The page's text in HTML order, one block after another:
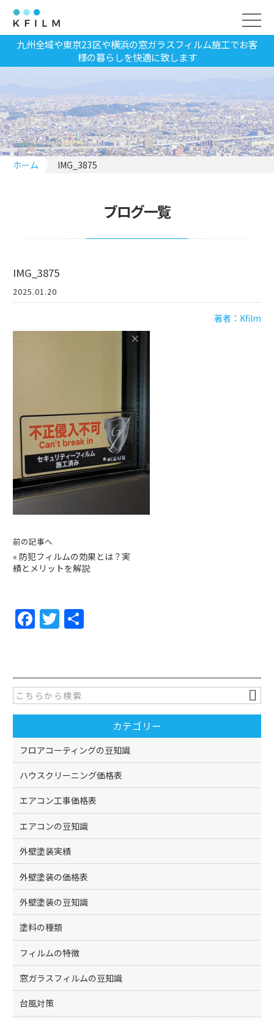
九州全域や東京23区や横浜の窓ガラスフィルム施工でお客
様の暮らしを快適に致します
ホーム IMG_3875
ブログ一覧
IMG_3875
2025.01.20
著者：Kfilm
前の記事へ
« 防犯フィルムの効果とは？実
績とメリットを解説
F
a
e
b
o
o
k
T
w
er
カテゴリー
フロアコーティングの豆知識
ハウスクリーニング価格表
エアコン工事価格表
エアコンの豆知識
外壁塗装実績
外壁塗装の価格表
外壁塗装の豆知識
塗料の種類
フィルムの特徴
窓ガラスフィルムの豆知識
台風対策